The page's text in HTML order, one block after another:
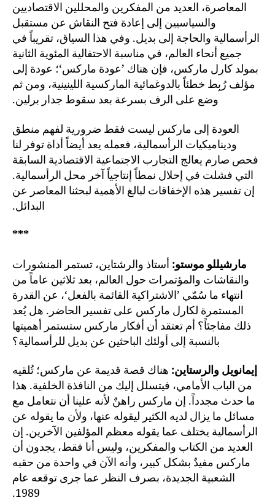
المعاصرة، العديد من المفكرين والمحللين الاقتصاديين
والسياسيين إلى إعادة فتح النقاش عن مستقبل
الرأسمالية والحاجة إلى بديل. وفي هذا السياق، تقريباً في
جميع أنحاء العالم، في مناسبة الاحتفالية المئوية الثانية
بمولد كارل ماركس، فإن هناك ’عودة ماركس‘؛ عودة إلى
مؤلف رُبِط خطئاً بالدوغمائية الماركسية اللينينية، ومن ثم
وضع على الرف بسرعة بعد سقوط جدار برلين.
العودة إلى ماركس ليست فقط ضرورية لفهم منطق
وديناميكيات الرأسمالية، فعمله يعد أيضاً أداة توفر لنا
فحص صارم يعالج التجارب الاجتماعية الاقتصادية السابقة
التي فشلت في إحلال نمطاً إنتاجياً آخر محل الرأسمالية.
إن تفسير هذه الإخفاقات لبالغ الأهمية لبحثنا المعاصر عن
البدائل.
***
مارشيللو موستو: أستاذ والرشتاين، تستمر المنشورات
والنقاشات والمؤتمرات حول العالم، بعد ثلاثين عاماً من
انتهاء ما سُمّي ’الاشتراكية القائمة بالفعل‘، عن القدرة
المستمرة لكارل ماركس على تفسير الحاضر. هل يُعد
ذلك مفاجئاً؟ أم تعتقد أن أفكار ماركس ستستمر أهميتها
بالنسبة إلى أولئك الباحثين عن بديل للرأسمالية؟
إيمانويل والرستاين: هناك قصة قديمة عن ماركس؛ تُلقيه
من الباب الأمامي، فيتسلل إليك من النافذة الخلفية. هذا
ما حدث مجدداً. إن ماركس راهنٌ لأنه علينا أن نتعامل مع
مسائل ما يزال لديه الكثير ليقوله عنها، ولأن ما يقوله عن
الرأسمالية يختلف عما يقوله معظم المؤلفين الآخرين. إن
العديد من الكتاب والمفكرين، وليس أنا فقط، يجدون أن
ماركس مفيدٌ بشكل كبير، وأنه الآن في واحدة من حقبه
الشعبية الجديدة، بصرف النظر عما جرى توقعه عام
1989.